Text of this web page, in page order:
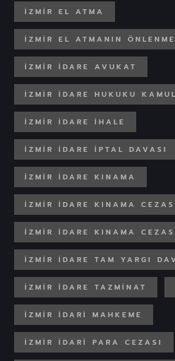
İZMIR EL ATMA
İZMIR EL ATMANIN
İZMIR IDARE AVUKAT
İZMIR IDARE HUKUKU
İZMIR İDARE İHALE
İZMIR IDARE IPTAL DAVASI
İZMIR IDARE KINAMA
İZMIR IDARE KINAMA
İZMIR IDARE KINAMA
İZMIR IDARE TAM YARGI
İZMIR IDARE TAZMINAT
İZMIR IDARI MAHKEME
İZMIR IDARI PARA CEZASI